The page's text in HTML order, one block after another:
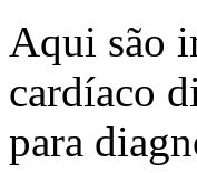
Aqui são
cardíaco
para